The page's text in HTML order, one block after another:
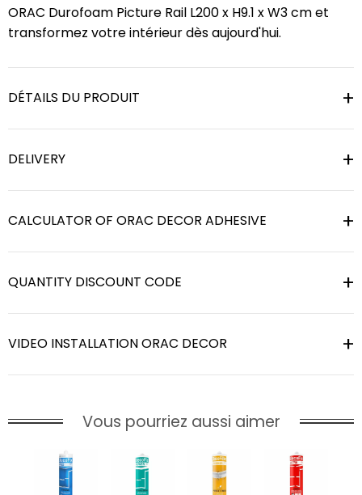
ORAC Durofoam Picture Rail L200 x H9.1 x W3 cm et
transformez votre intérieur dès aujourd'hui.
DÉTAILS DU PRODUIT
DELIVERY
CALCULATOR OF ORAC DECOR ADHESIVE
QUANTITY DISCOUNT CODE
VIDEO INSTALLATION ORAC DECOR
Vous pourriez aussi aimer